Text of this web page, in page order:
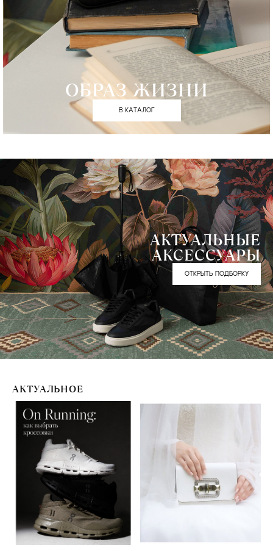
ОБРАЗ ЖИЗНИ
В КАТАЛОГ
АКТУАЛЬНЫЕ
АКСЕССУАРЫ
ОТКРЫТЬ ПОДБОРКУ
АКТУАЛЬНОЕ